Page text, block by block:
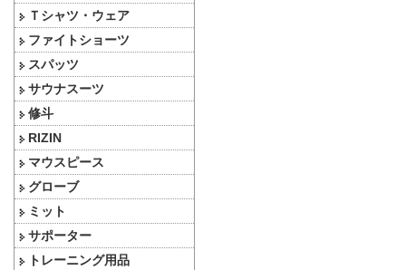
Ｔシャツ・ウェア
ファイトショーツ
スパッツ
サウナスーツ
修斗
RIZIN
マウスピース
グローブ
ミット
サポーター
トレーニング用品